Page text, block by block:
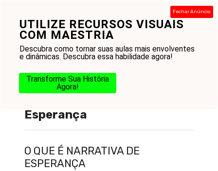
UTILIZE RECURSOS VISUAIS
COM MAESTRIA
Descubra como tornar suas aulas mais envolventes
e dinâmicas. Descubra essa habilidade agora!
Transforme Sua História
Agora!
Fechar Anúncio
conteúdo
Esperança
O QUE É NARRATIVA DE
ESPERANÇA